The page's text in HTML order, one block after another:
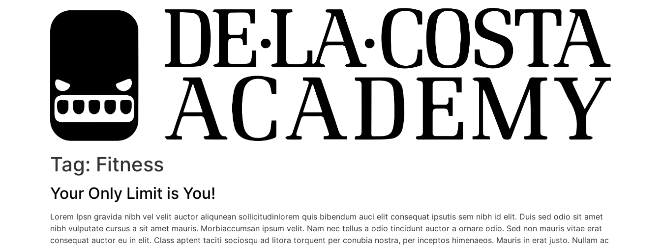
Tag: Fitness
Your Only Limit is You!
Lorem Ipsn gravida nibh vel velit auctor aliqunean sollicitudinlorem quis bibendum auci elit consequat ipsutis sem nibh id elit. Duis sed odio sit amet
nibh vulputate cursus a sit amet mauris. Morbiaccumsan ipsum velit. Nam nec tellus a odio tincidunt auctor a ornare odio. Sed non mauris vitae erat
consequat auctor eu in elit. Class aptent taciti sociosqu ad litora torquent per conubia nostra, per inceptos himenaeos. Mauris in erat justo. Nullam ac